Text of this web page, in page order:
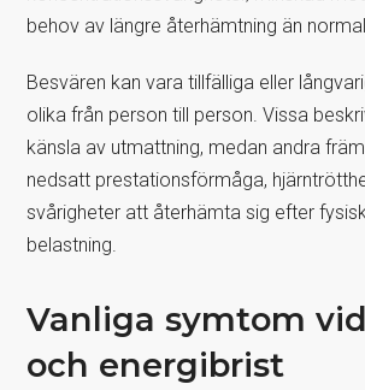
behov av längre återhämtning än
Besvären kan vara tillfälliga eller
olika från person till person. Vissa
känsla av utmattning, medan andra
nedsatt prestationsförmåga,
svårigheter att återhämta sig efter
belastning.
Vanliga symtom
och energibrist